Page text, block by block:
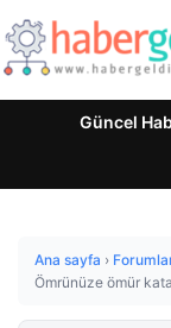
Güncel
Ana sayfa ›
Ömrünüze ömür